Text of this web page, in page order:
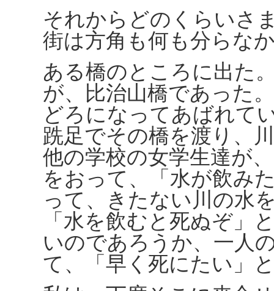
それからどのくらいさ
街は方角も何も分らな
ある橋のところに出た
が、比治山橋であった
どろになってあばれて
跣足でその橋を渡り、
他の学校の女学生達が
をおって、「水が飲み
って、きたない川の水
「水を飲むと死ぬぞ」
いのであろうか、一人
て、「早く死にたい」